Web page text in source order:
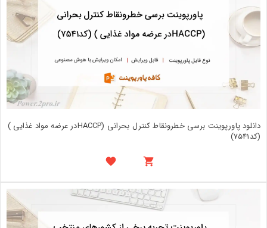
دانلود پاورپوینت برسی خطرونقاط کنترل بحرانی (HACCPدر عرضه مواد غذایی )
(کد7541)